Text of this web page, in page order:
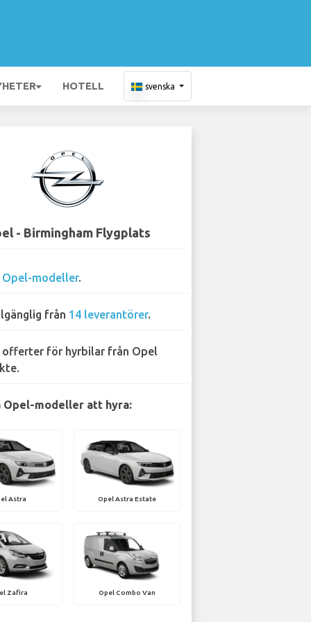
HOTELL svenska
- Birmingham Flygplats
Opel-modeller.
från 14 leverantörer.
offerter för hyrbilar från Opel
Opel-modeller att hyra:
Astra Opel Astra Estate
Zafira Opel Combo Van